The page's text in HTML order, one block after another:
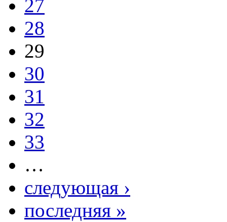
27
28
29
30
31
32
33
…
следующая ›
последняя »